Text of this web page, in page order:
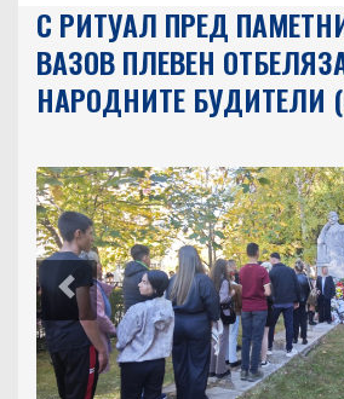
С РИТУАЛ ПРЕД
ВАЗОВ ПЛЕВЕН
НАРОДНИТЕ БУДИТЕЛИ
Previous